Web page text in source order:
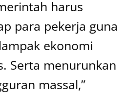
harus
para pekerja guna
ekonomi
Serta menurunkan
massal,”